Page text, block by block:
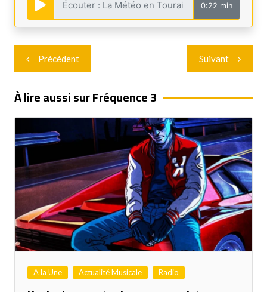
0:22 min
Navigation
de
l’article
Précédent Suivant
À lire aussi sur Fréquence 3
A la Une Actualité Musicale Radio